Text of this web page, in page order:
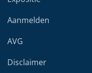
Aanmelden
AVG
Disclaimer